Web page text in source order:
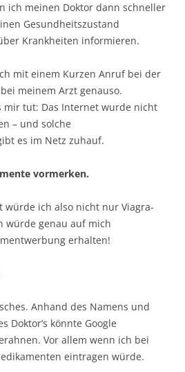
ich meinen Doktor dann schneller
Gesundheitszustand
Krankheiten informieren.
mit einem Kurzen Anruf bei der
meinem Arzt genauso.
mir tut: Das Internet wurde nicht
– und solche
es im Netz zuhauf.
vormerken.
würde ich also nicht nur Viagra-
würde genau auf mich
erhalten!
Anhand des Namens und
Doktor’s könnte Google
Vor allem wenn ich bei
eintragen würde.